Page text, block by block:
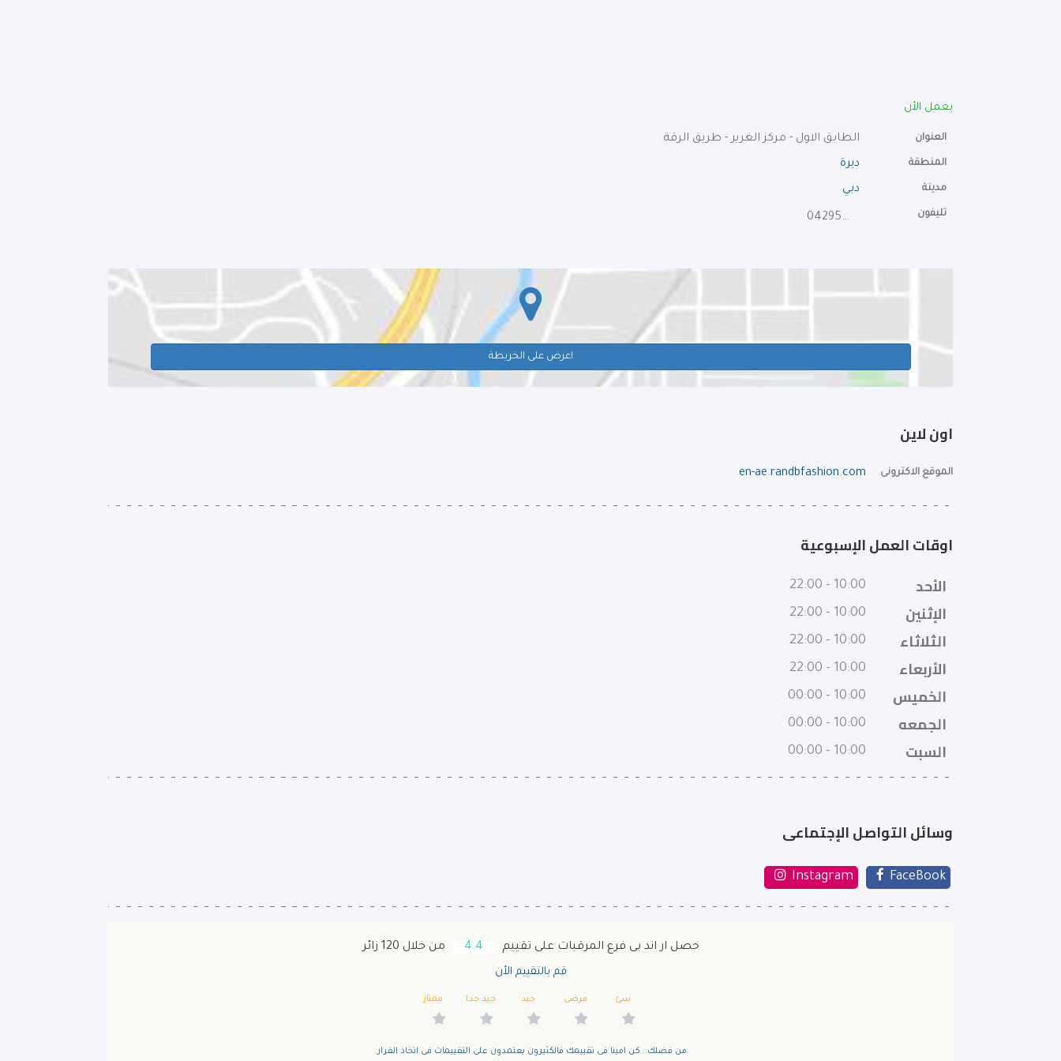
يعمل الأن
العنوان الطابق الاول - مركز الغرير - طريق الرقة
المنطقة ديرة
مدينة دبي
تليفون 042953094
اعرض على الخريطة
اون لاين
الموقع الاكترونى en-ae.randbfashion.com
اوقات العمل الإسبوعية
الأحد
10:00 - 22:00
الإثنين 10:00 - 22:00
الثلاثاء 10:00 - 22:00
الأربعاء 10:00 - 22:00
الخميس 10:00 - 00:00
الجمعه 10:00 - 00:00
السبت 10:00 - 00:00
وسائل التواصل الإجتماعى
FaceBook
Instagram
حصل ار اند بى فرع المرقبات على تقييم 4.4 من خلال 120 زائر
قم بالتقييم الأن
سئ مرضى جيد جيد جدا ممتاز
من فضلك.. كن امينا فى تقييمك فالكثيرون يعتمدون على التقييمات فى اتخاذ القرار.